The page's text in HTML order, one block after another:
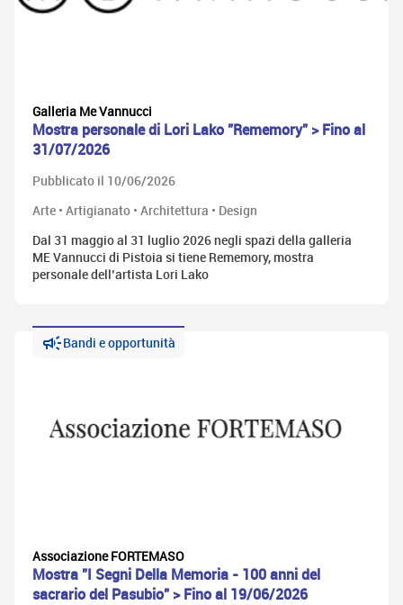
Galleria Me Vannucci
Mostra personale di Lori Lako "Rememory" > Fino al
31/07/2026
Pubblicato il 10/06/2026
Arte • Artigianato • Architettura • Design
Dal 31 maggio al 31 luglio 2026 negli spazi della galleria
ME Vannucci di Pistoia si tiene Rememory, mostra
personale dell’artista Lori Lako
Bandi e opportunità
Associazione FORTEMASO
Mostra "I Segni Della Memoria - 100 anni del
sacrario del Pasubio" > Fino al 19/06/2026